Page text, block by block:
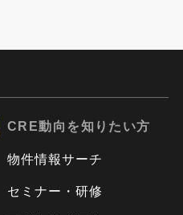
CRE動向を知りたい方
物件情報サーチ
セミナー・研修